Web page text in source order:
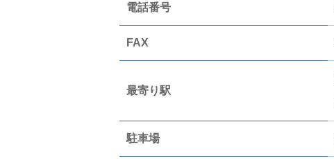
電話番号
FAX
最寄り駅
駐車場